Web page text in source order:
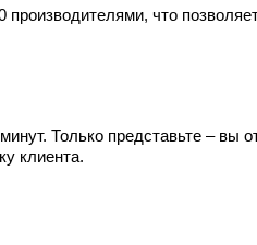
что позволяет
Только представьте – вы
клиента.